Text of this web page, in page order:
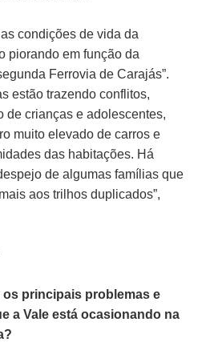
condições de vida da
piorando em função da
Ferrovia de Carajás”.
estão trazendo conflitos,
de crianças e adolescentes,
muito elevado de carros e
das habitações. Há
de algumas famílias que
aos trilhos duplicados”,
os principais problemas e
a Vale está ocasionando na